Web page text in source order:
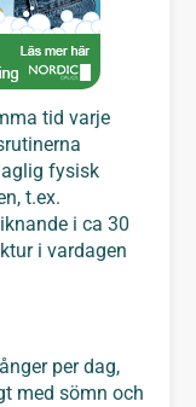
tid varje
fysisk
t.ex.
i ca 30
i vardagen
per dag,
med sömn och